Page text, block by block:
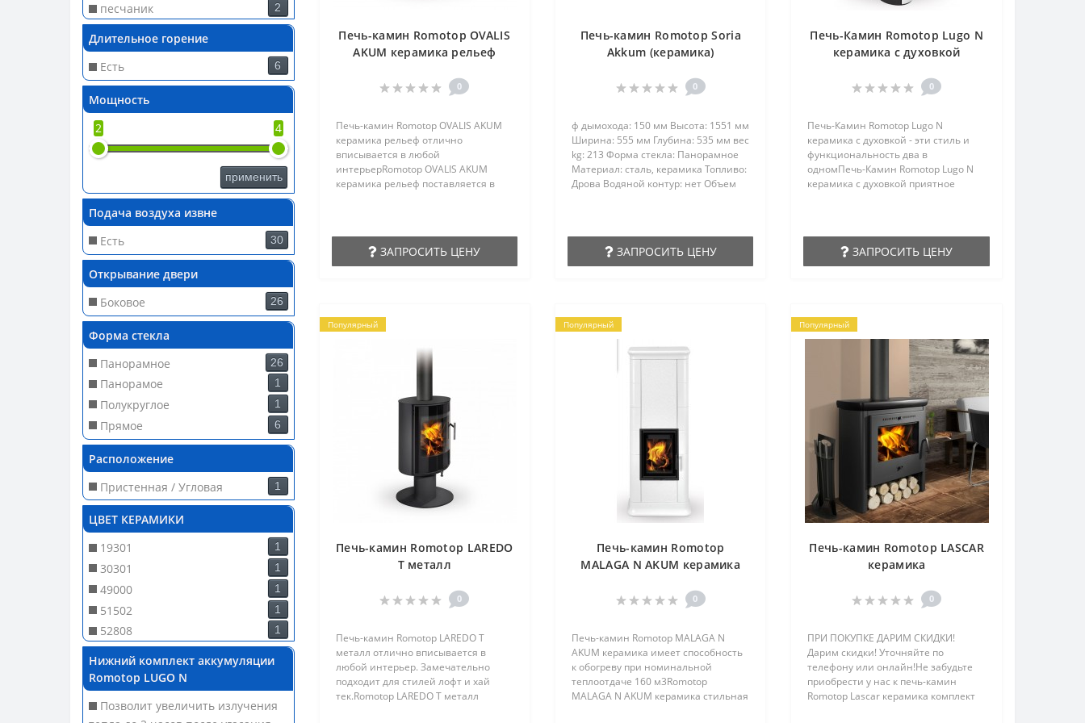
песчаник 2
Сталь 27
Длительное горение
Есть
6
Мощность
2
4
применить
Подача воздуха извне
Есть
30
Открывание двери
Боковое
26
Форма стекла
Панорамное
26
Панорамое 1
Полукруглое 1
Прямое 6
Расположение
Пристенная / Угловая
1
ЦВЕТ КЕРАМИКИ
19301
1
30301 1
49000 1
51502 1
52808 1
54505 1
58507
60100 1
61660 1
Нижний комплект аккумуляции
Romotop LUGO N
Позволит увеличить излучения
Печь-камин Romotop OVALIS
AKUM керамика рельеф
0
Печь-камин Romotop OVALIS AKUM
керамика рельеф отлично
вписывается в любой
интерьерRomotop OVALIS AKUM
керамика рельеф поставляется в
модельном ряду ROMOTOP. Магия
ЗАПРОСИТЬ ЦЕНУ
Печь-камин Romotop Soria
Akkum (керамика)
0
ф дымохода: 150 мм Высота: 1551 мм
Ширина: 555 мм Глубина: 535 мм вес
kg: 213 Форма стекла: Панорамное
Материал: сталь, керамика Топливо:
Дрова Водяной контур: нет Объем
ЗАПРОСИТЬ ЦЕНУ
Печь-Камин Romotop Lugo N
керамика с духовкой
0
Печь-Камин Romotop Lugo N
керамика с духовкой - эти стиль и
функциональность два в
одномПечь-Камин Romotop Lugo N
керамика с духовкой приятное
новинкой 2021 года в модельном
ЗАПРОСИТЬ ЦЕНУ
Популярный
Печь-камин Romotop LAREDO
T металл
0
Печь-камин Romotop LAREDO T
металл отлично вписывается в
любой интерьер. Замечательно
подходит для стилей лофт и хай
тек.Romotop LAREDO T металл
Популярный
Печь-камин Romotop
MALAGA N AKUM керамика
0
Печь-камин Romotop MALAGA N
AKUM керамика имеет способность
к обогреву при номинальной
теплоотдаче 160 м3Romotop
MALAGA N AKUM керамика стильная
Популярный
Печь-камин Romotop LASCAR
керамика
0
ПРИ ПОКУПКЕ ДАРИМ СКИДКИ!
Дарим скидки! Уточняйте по
телефону или онлайн!Не забудьте
приобрести у нас к печь-камин
Romotop Lascar керамика комплект